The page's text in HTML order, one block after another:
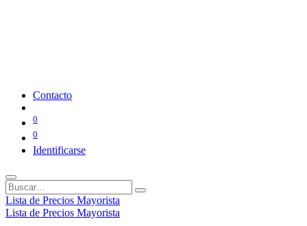
Contacto
0
0
Identificarse
Lista de Precios Mayorista
Lista de Precios Mayorista